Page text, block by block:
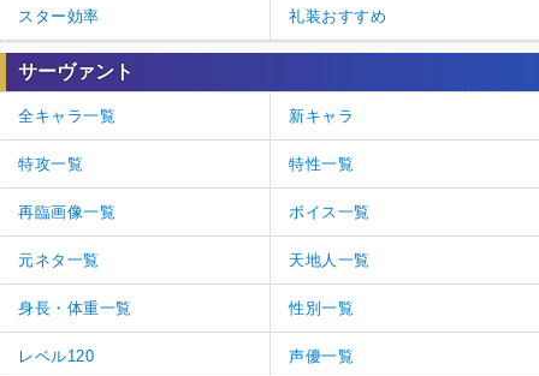
スター効率 礼装おすすめ
サーヴァント
全キャラ一覧 新キャラ
特攻一覧 特性一覧
再臨画像一覧 ボイス一覧
元ネタ一覧 天地人一覧
身長・体重一覧 性別一覧
レベル120 声優一覧